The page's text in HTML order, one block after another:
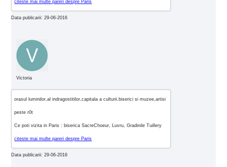
citeste mai multe pareri despre Paris
Data publicarii: 29-06-2016
Victoria
orasul luminilor,al indragostitilor,capitala a culturii.biserici si muzee,artisi
peste r0t
Ce poti vizita in Paris : biserica SacreChoeur, Luvru, Gradinile Tuillery
citeste mai multe pareri despre Paris
Data publicarii: 29-06-2016